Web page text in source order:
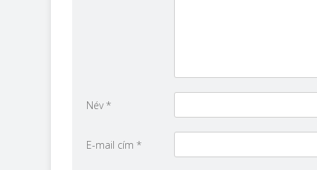
Név*
E-mail cím *